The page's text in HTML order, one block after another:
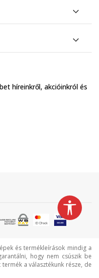
híreinkről, akcióinkról és
és termékleírások mindig a
hogy nem csúszik be
a választékunk része, de